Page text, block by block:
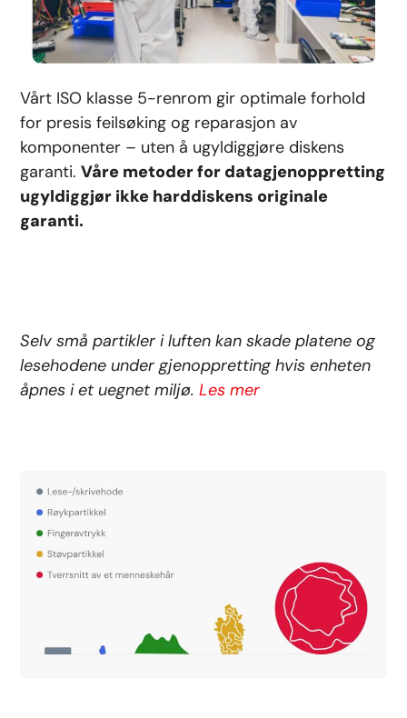
Vårt ISO klasse 5-renrom gir optimale forhold
for presis feilsøking og reparasjon av
komponenter – uten å ugyldiggjøre diskens
garanti.Våre metoder for datagjenoppretting
ugyldiggjør ikke harddiskens originale
garanti.
Selv små partikler i luften kan skade platene og
lesehodene under gjenoppretting hvis enheten
åpnes i et uegnet miljø.Les mer